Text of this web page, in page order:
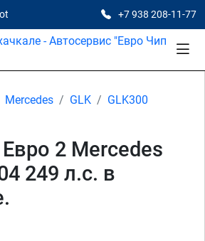
+7 938 208-11-77
Mercedes GLK
GLK300
2 Mercedes
249 л.с. в